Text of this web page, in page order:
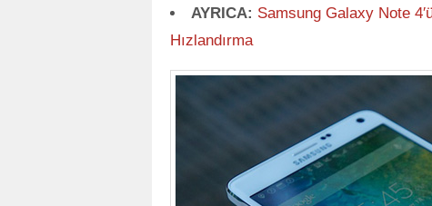
AYRICA: Samsung Galaxy Note
Hızlandırma